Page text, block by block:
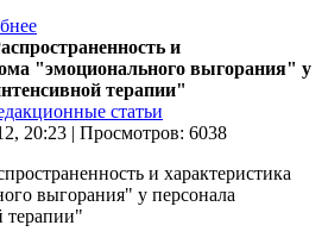
и
"эмоционального выгорания" у
терапии"
статьи
20:23 | Просмотров: 6038
и характеристика
выгорания" у персонала
терапии"